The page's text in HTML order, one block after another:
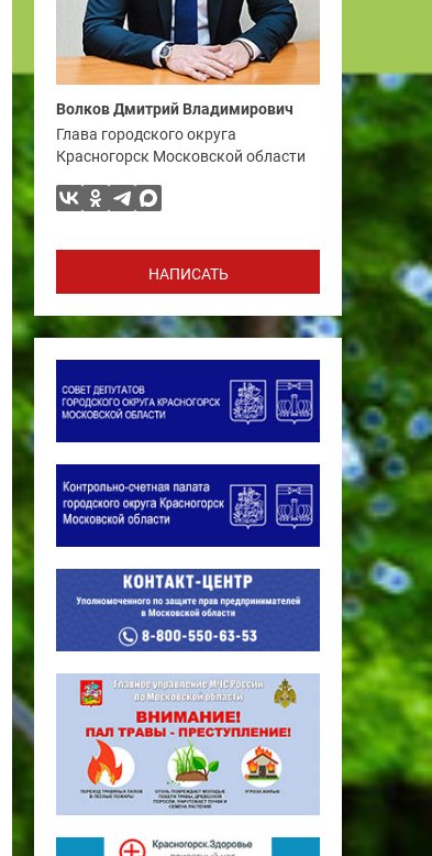
Волков Дмитрий Владимирович
Глава городского округа
Красногорск Московской области
НАПИСАТЬ